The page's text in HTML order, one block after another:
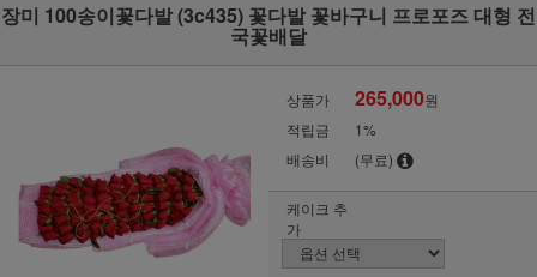
장미 100송이꽃다발 (3c435) 꽃다발 꽃바구니 프로포즈 대형 전
국꽃배달
상품가 265,000원
적립금
1%
배송비
(무료)
케이크 추
가